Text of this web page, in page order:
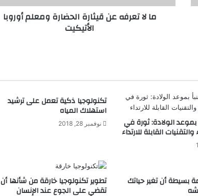
ه
ر
ا
ح
ض
و
ما لا تعرفه عن قيثارة الحضارة ومعلم أوروبا
الأتيكيت
بموعد الولادة: ثورة في
القابلة للارتداء
تكنولوجيا ذكية تعمل على ترشيد
استهلاك المياه
نوفمبر 28, 2018
بسيطة أن تغير حياتك تطوير تكنولوجيا خارقة من شأنها أن
تقضي على الجوع عند الإنسان